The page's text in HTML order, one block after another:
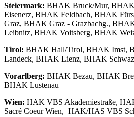
Steiermark: BHAK Bruck/Mur,
Eisenerz, BHAK Feldbach, BHAK
Graz, BHAK Graz - Grazbachg.,
Leibnitz, BHAK Voitsberg, BHAK
Tirol: BHAK Hall/Tirol, BHAK Imst,
Landeck, BHAK Lienz, BHAK
Vorarlberg: BHAK Bezau, BHAK
BHAK Lustenau
Wien: HAK VBS Akademiestraße,
Sacré Coeur Wien, HAK/HAS VBS